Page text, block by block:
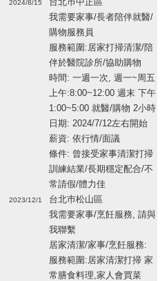
2024/8/15
我需要家事/長者陪伴就醫/
購物服務員
服務範圍:居家打掃清潔/陪
伴於醫院診所/協助購物
時間: 一週一次, 週一~周五
上午:8:00~12:00 週末 下午
1:00~5:00 就醫/購物 2小時
日期: 2024/7/12左右開始
薪資: 依行情/面議
條件: 曾接受家事清潔打掃
訓練結業/長期穩定配合/不
常請假/體力佳
2023/12/1
台北巿松山區
我需要家事/烹飪服務, 請與
我聯繫
居家清潔/家事/烹飪服務:
服務範圍:居家清潔打掃 家
常膳食料理,家人會買菜